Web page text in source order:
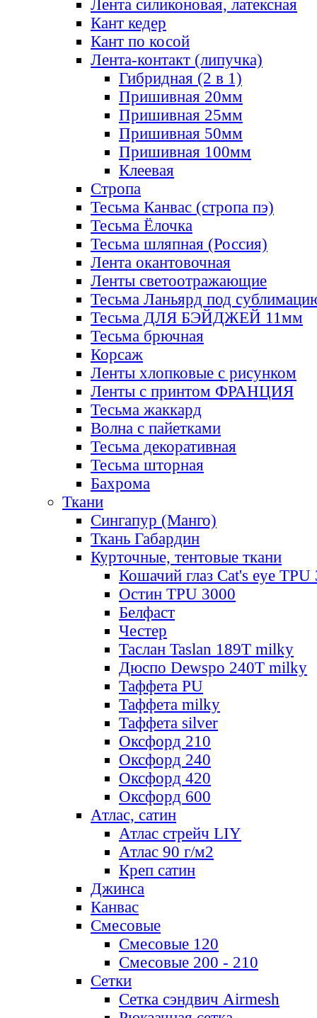
Лента силиконовая, латексная
Кант кедер
Кант по косой
Лента-контакт (липучка)
Гибридная (2 в 1)
Пришивная 20мм
Пришивная 25мм
Пришивная 50мм
Пришивная 100мм
Клеевая
Стропа
Тесьма Канвас (стропа пэ)
Тесьма Ёлочка
Тесьма шляпная (Россия)
Лента окантовочная
Ленты светоотражающие
Тесьма Ланьярд под
Тесьма ДЛЯ БЭЙДЖЕЙ 11мм
Тесьма брючная
Корсаж
Ленты хлопковые с рисунком
Ленты с принтом ФРАНЦИЯ
Тесьма жаккард
Волна с пайетками
Тесьма декоративная
Тесьма шторная
Бахрома
Ткани
Сингапур (Манго)
Ткань Габардин
Курточные, тентовые ткани
Кошачий глаз Cat's eye TPU
Остин TPU 3000
Белфаст
Честер
Таслан Taslan 189T milky
Дюспо Dewspo 240T milky
Таффета PU
Таффета milky
Таффета silver
Оксфорд 210
Оксфорд 240
Оксфорд 420
Оксфорд 600
Атлас, сатин
Атлас стрейч LIY
Атлас 90 г/м2
Креп сатин
Джинса
Канвас
Смесовые
Смесовые 120
Смесовые 200 - 210
Сетки
Сетка сэндвич Airmesh